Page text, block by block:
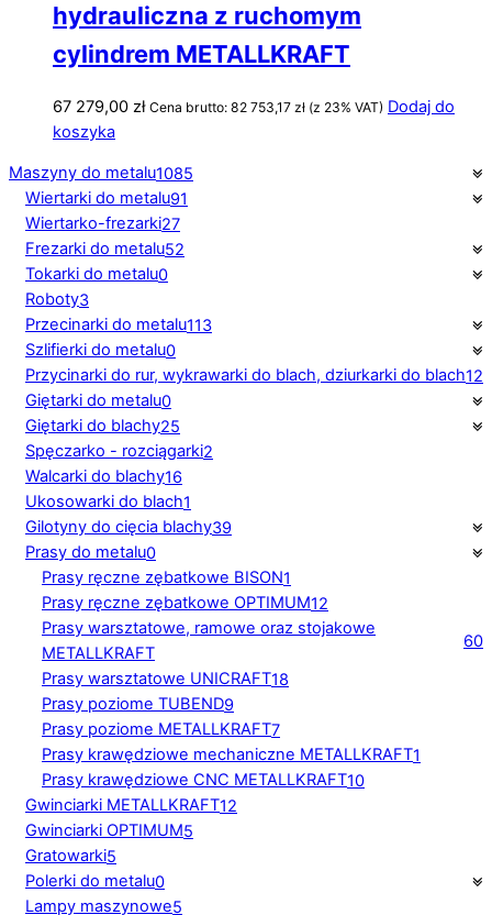
hydrauliczna z ruchomym
cylindrem METALLKRAFT
67 279,00 zł Cena brutto: 82 753,17 zł (z 23% VAT) Dodaj do
koszyka
Maszyny do metalu1085
Wiertarki do metalu91
Wiertarko-frezarki27
Frezarki do metalu52
Tokarki do metalu0
Roboty3
Przecinarki do metalu113
Szlifierki do metalu0
Przycinarki do rur, wykrawarki do blach, dziurkarki do blach12
Giętarki do metalu0
Giętarki do blachy25
Spęczarko - rozciągarki2
Walcarki do blachy16
Ukosowarki do blach1
Gilotyny do cięcia blachy39
Prasy do metalu0
Prasy ręczne zębatkowe BISON1
Prasy ręczne zębatkowe OPTIMUM12
Prasy warsztatowe, ramowe oraz stojakowe
METALLKRAFT
60
Prasy warsztatowe UNICRAFT18
Prasy poziome TUBEND9
Prasy poziome METALLKRAFT7
Prasy krawędziowe mechaniczne METALLKRAFT1
Prasy krawędziowe CNC METALLKRAFT10
Gwinciarki METALLKRAFT12
Gwinciarki OPTIMUM5
Gratowarki5
Polerki do metalu0
Lampy maszynowe5